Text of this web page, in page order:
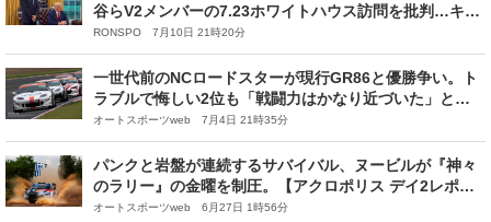
谷らV2メンバーの7.23ホワイトハウス訪問を批判…キケ
はSNSで「行かない」と不参加表明し数時間後に削除も
賛否飛び交う騒動に
RONSPO 7月10日 21時20分
一世代前のNCロードスターが現行GR86と優勝争い。ト
ラブルで悔しい2位も「戦闘力はかなり近づいた」と
NOPRO野上代表
オートスポーツweb 7月4日 21時35分
パンクと岩盤が連続するサバイバル、ヌービルが『神々
のラリー』の金曜を制圧。【アクロポリス デイ2レポー
ト】
オートスポーツweb 6月27日 1時56分